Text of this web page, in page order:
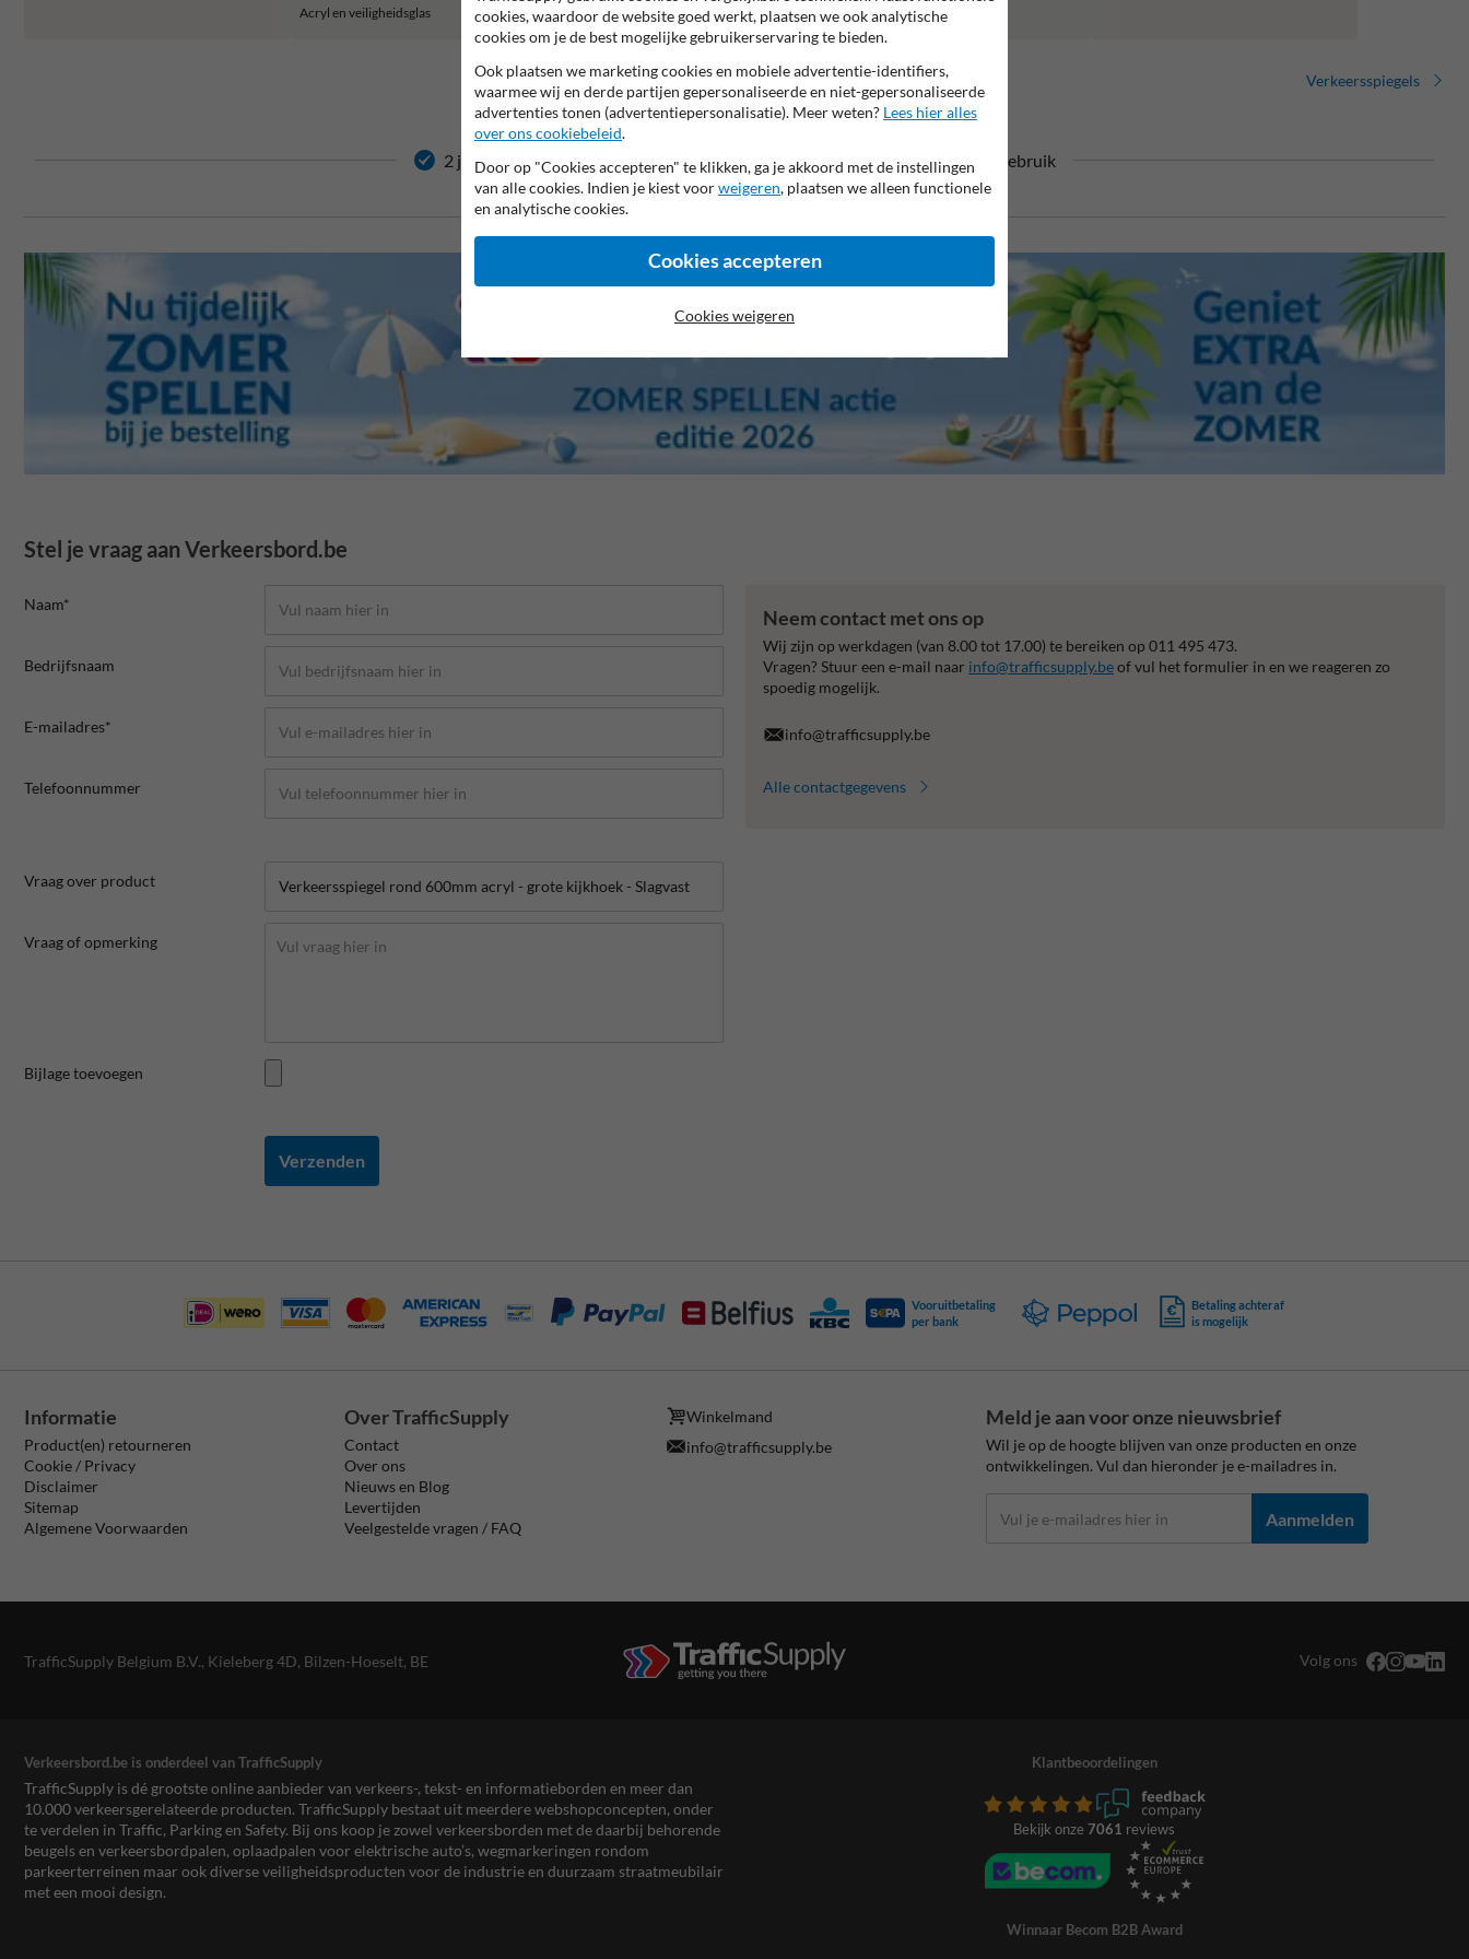
Acryl en veiligheidsglas
Verkeersspiegels
2 jaar fabrieksgarantie Kijkhoek 180 graden Geschikt voor outdoor gebruik
Stel je vraag aan Verkeersbord.be
Naam*
Bedrijfsnaam
E-mailadres*
Telefoonnummer
Vraag over product
Vraag of opmerking
Bijlage toevoegen
Verzenden
Neem contact met ons op
Wij zijn op werkdagen (van 8.00 tot 17.00) te bereiken op 011 495 473.
Vragen? Stuur een e-mail naar info@trafficsupply.beof vul het formulier in en we reageren zo
spoedig mogelijk.
info@trafficsupply.be
Alle contactgegevens
Vooruitbetaling
per bank
Betaling achteraf
is mogelijk
Informatie
Product(en) retourneren
Cookie / Privacy
Disclaimer
Sitemap
Algemene Voorwaarden
Over TrafficSupply
Contact
Over ons
Nieuws en Blog
Levertijden
Veelgestelde vragen / FAQ
Winkelmand
info@trafficsupply.be
Meld je aan voor onze nieuwsbrief
Wil je op de hoogte blijven van onze producten en onze
ontwikkelingen. Vul dan hieronder je e-mailadres in.
Aanmelden
TrafficSupply Belgium B.V., Kieleberg 4D, Bilzen-Hoeselt, BE Volg ons
Verkeersbord.be is onderdeel van TrafficSupply
TrafficSupply is dé grootste online aanbieder van verkeers-, tekst- en informatieborden en meer dan
10.000 verkeersgerelateerde producten. TrafficSupply bestaat uit meerdere webshopconcepten, onder
te verdelen in Traffic, Parking en Safety. Bij ons koop je zowel verkeersborden met de daarbij behorende
beugels en verkeersbordpalen, oplaadpalen voor elektrische auto’s, wegmarkeringen rondom
parkeerterreinen maar ook diverse veiligheidsproducten voor de industrie en duurzaam straatmeubilair
met een mooi design.
Klantbeoordelingen
Bekijk onze 7061 reviews
Winnaar Becom B2B Award
cookies, waardoor de website goed werkt, plaatsen we ook analytische
cookies om je de best mogelijke gebruikerservaring te bieden.
Ook plaatsen we marketing cookies en mobiele advertentie-identifiers,
waarmee wij en derde partijen gepersonaliseerde en niet-gepersonaliseerde
advertenties tonen (advertentiepersonalisatie). Meer weten? Lees hier alles
over ons cookiebeleid.
Door op "Cookies accepteren" te klikken, ga je akkoord met de instellingen
van alle cookies. Indien je kiest voorweigeren, plaatsen we alleen functionele
en analytische cookies.
Cookies accepteren
Cookies weigeren